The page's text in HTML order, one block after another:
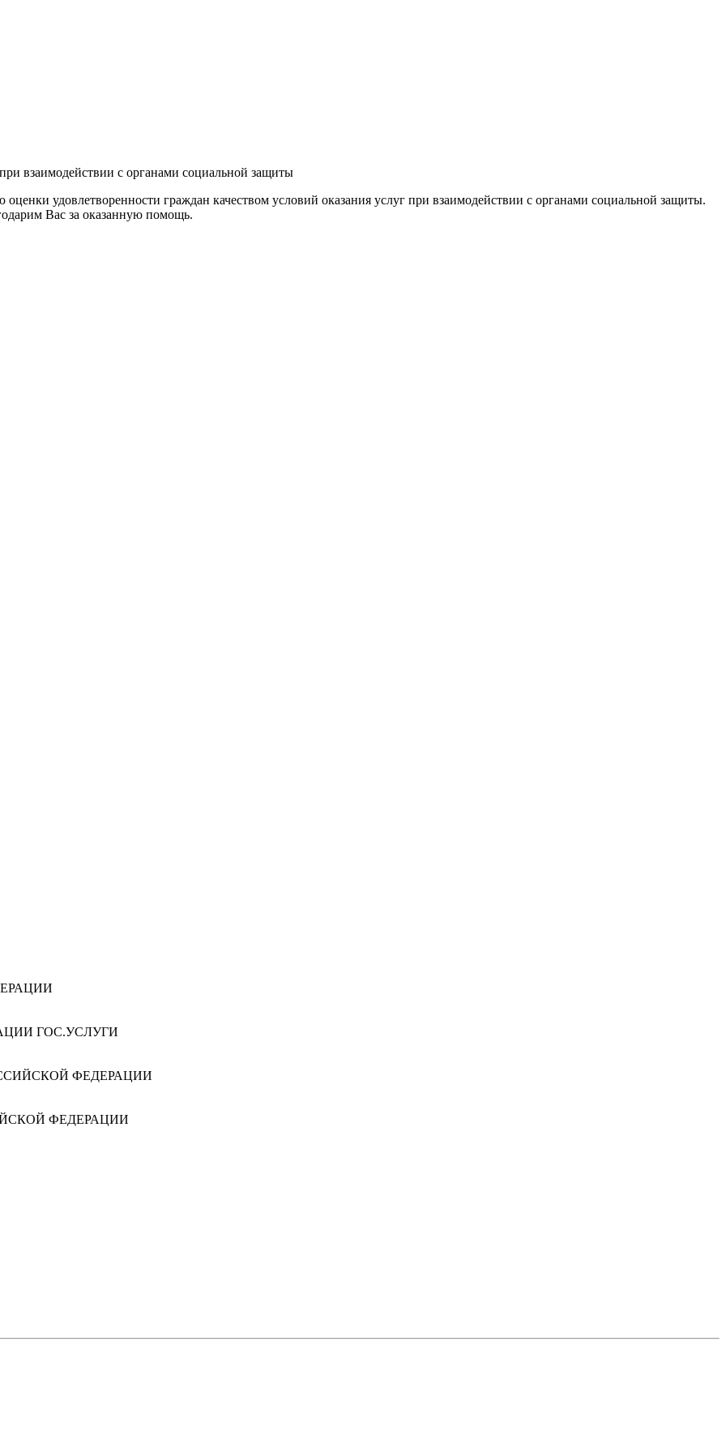
взаимодействии с органами социальной защиты
удовлетворенности граждан качеством условий оказания услуг при взаимодействии с органами социальной защиты.
Вас за оказанную помощь.
ГОС.УСЛУГИ
ФЕДЕРАЦИИ
ФЕДЕРАЦИИ